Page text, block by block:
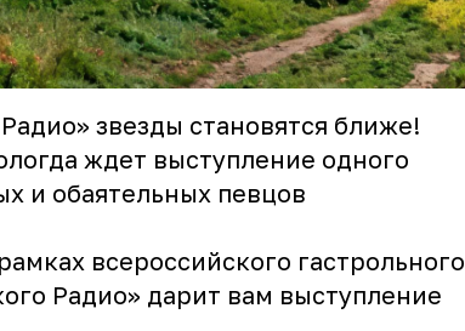
звезды становятся ближе!
ждет выступление одного
и обаятельных певцов
всероссийского гастрольного
Радио» дарит вам выступление